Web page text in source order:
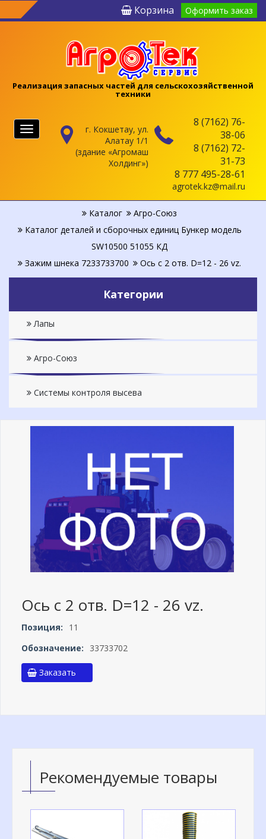
Корзина Оформить заказ
Реализация запасных частей для сельскохозяйственной
техники
8 (7162) 76-
38-06
8 (7162) 72-
31-73
8 777 495-28-61
agrotek.kz@mail.ru
г. Кокшетау, ул.
Алатау 1/1
(здание «Агромаш
Холдинг»)
Меню
Каталог
Агро-Союз
Каталог деталей и сборочных единиц Бункер модель
SW10500 51055 КД
Зажим шнека 7233733700
Ось с 2 отв. D=12 - 26 vz.
Категории
Лапы
Агро-Союз
Системы контроля высева
Ось с 2 отв. D=12 - 26 vz.
Позиция:
11
Обозначение:
33733702
Заказать
Рекомендуемые товары